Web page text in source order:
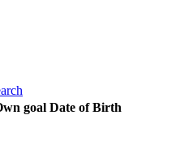
Date of Birth